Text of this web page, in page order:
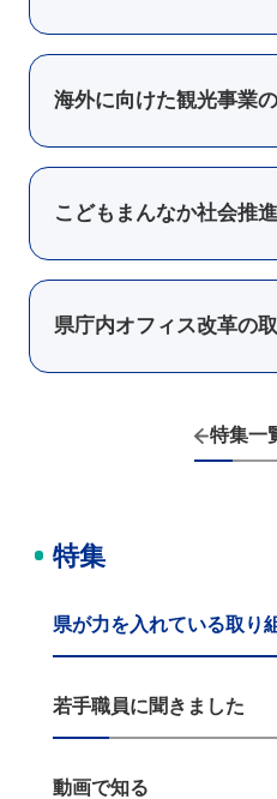
海外に向けた観光事業
こどもまんなか社会推
県庁内オフィス改革の
特集一
特集
県が力を入れている取り
若手職員に聞きました
動画で知る